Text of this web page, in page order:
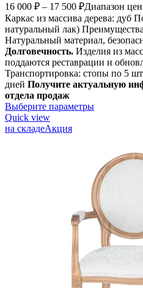
16 000 ₽ – 17 500 ₽Диапазон
Каркас из массива дерева: дуб
натуральный лак)
Натуральный материал,
Долговечность. Изделия из
поддаются реставрации и
Транспортировка: стопы по 5
дней Получите актуальную
отдела продаж
Выберите параметры
Quick view
на складеАкция